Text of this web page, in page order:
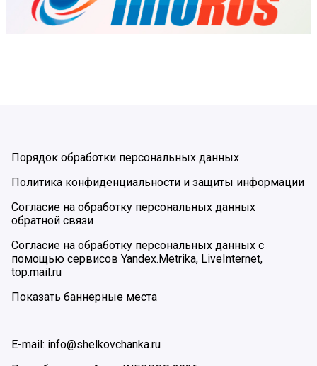
Порядок обработки персональных данных
Политика конфиденциальности и защиты информации
Согласие на обработку персональных данных
обратной связи
Согласие на обработку персональных данных с
помощью сервисов Yandex.Metrika, LiveInternet,
top.mail.ru
Показать баннерные места
E-mail: info@shelkovchanka.ru